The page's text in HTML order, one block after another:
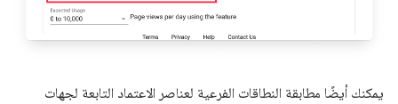
يمكنك أيضًا مطابقة النطاقات الفرعية لعناصر الاعتماد التابعة لجهات